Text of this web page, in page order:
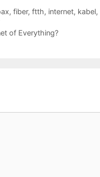
, fiber, ftth, internet, kabel,
of Everything?